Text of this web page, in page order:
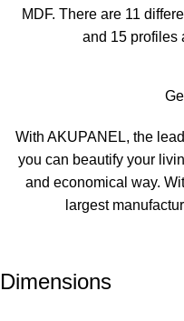
MDF. There are 11
and 15 profiles
With AKUPANEL, the
you can beautify your
and economical way.
largest
Dimensions